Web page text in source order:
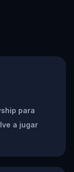
para
a jugar